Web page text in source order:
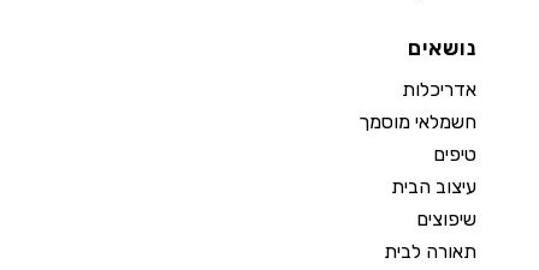
נושאים
אדריכלות
חשמלאי מוסמך
טיפים
עיצוב הבית
שיפוצים
תאורה לבית